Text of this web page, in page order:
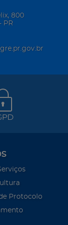
800
PR
Protocolo